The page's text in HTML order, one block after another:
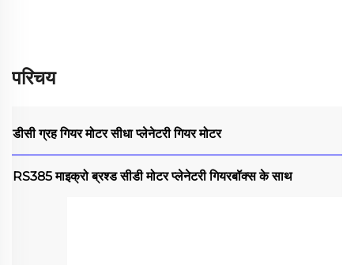
परिचय
डीसी ग्रह गियर मोटरसीधा प्लेनेटरी गियर मोटर
RS385 माइक्रो ब्रश्ड सीडी मोटर प्लेनेटरी गियरबॉक्स के साथ